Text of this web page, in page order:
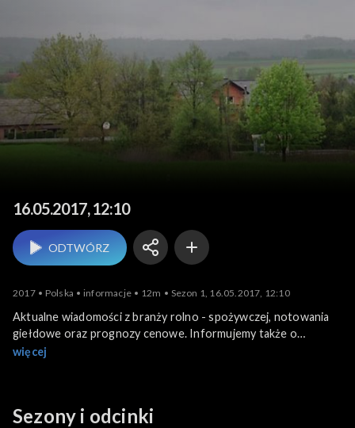
16.05.2017, 12:10
ODTWÓRZ
2017 Polska informacje 12m Sezon 1, 16.05.2017, 12:10
Aktualne wiadomości z branży rolno - spożywczej, notowania
giełdowe oraz prognozy cenowe. Informujemy także o
krajowych i zagranicznych wydarzeniach związanych z
więcej
Sezony i odcinki